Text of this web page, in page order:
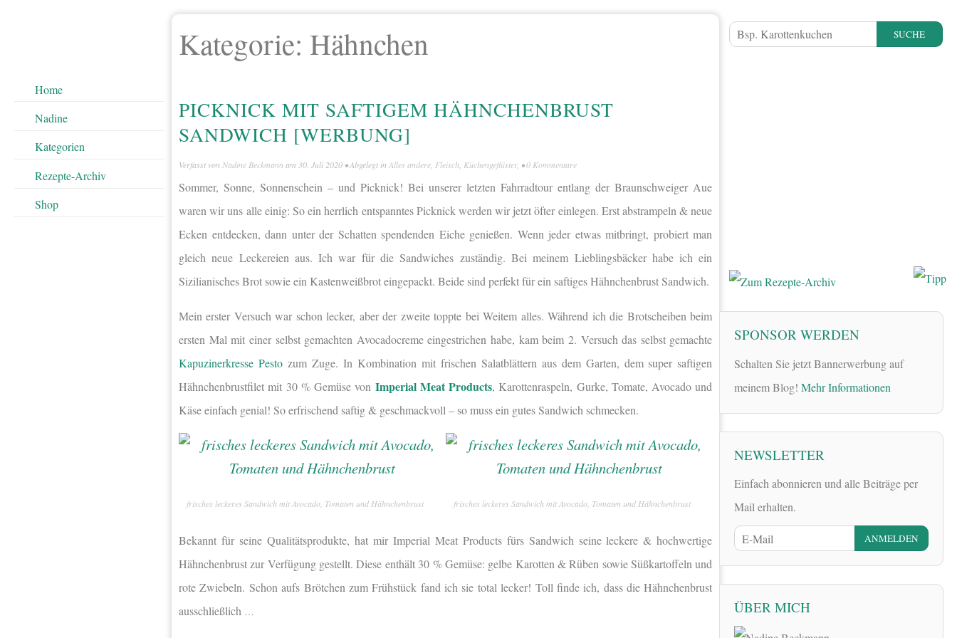
Home
Nadine
Kategorien
Rezepte-Archiv
Shop
Kategorie: Hähnchen
PICKNICK MIT SAFTIGEM HÄHNCHENBRUST
SANDWICH [WERBUNG]
Verfasst von Nadine Beckmann am 30. Juli 2020 • Abgelegt in Alles andere, Fleisch, Küchengeflüster, •0 Kommentare
Sommer, Sonne, Sonnenschein – und Picknick! Bei unserer letzten Fahrradtour entlang der Braunschweiger Aue
waren wir uns alle einig: So ein herrlich entspanntes Picknick werden wir jetzt öfter einlegen. Erst abstrampeln & neue
Ecken entdecken, dann unter der Schatten spendenden Eiche genießen. Wenn jeder etwas mitbringt, probiert man
gleich neue Leckereien aus. Ich war für die Sandwiches zuständig. Bei meinem Lieblingsbäcker habe ich ein
Sizilianisches Brot sowie ein Kastenweißbrot eingepackt. Beide sind perfekt für ein saftiges Hähnchenbrust Sandwich.
Mein erster Versuch war schon lecker, aber der zweite toppte bei Weitem alles. Während ich die Brotscheiben beim
ersten Mal mit einer selbst gemachten Avocadocreme eingestrichen habe, kam beim 2. Versuch das selbst gemachte
Kapuzinerkresse Pestozum Zuge. In Kombination mit frischen Salatblättern aus dem Garten, dem super saftigen
Hähnchenbrustfilet mit 30 % Gemüse von Imperial Meat Products, Karottenraspeln, Gurke, Tomate, Avocado und
Käse einfach genial! So erfrischend saftig & geschmackvoll – so muss ein gutes Sandwich schmecken.
frisches leckeres Sandwich mit Avocado, Tomaten und Hähnchenbrust frisches leckeres Sandwich mit Avocado, Tomaten und Hähnchenbrust
Bekannt für seine Qualitätsprodukte, hat mir Imperial Meat Products fürs Sandwich seine leckere & hochwertige
Hähnchenbrust zur Verfügung gestellt. Diese enthält 30 % Gemüse: gelbe Karotten & Rüben sowie Süßkartoffeln und
rote Zwiebeln. Schon aufs Brötchen zum Frühstück fand ich sie total lecker! Toll finde ich, dass die Hähnchenbrust
ausschließlich …
SUCHE
SPONSOR WERDEN
Schalten Sie jetzt Bannerwerbung auf
meinem Blog! Mehr Informationen
NEWSLETTER
Einfach abonnieren und alle Beiträge per
Mail erhalten.
ÜBER MICH